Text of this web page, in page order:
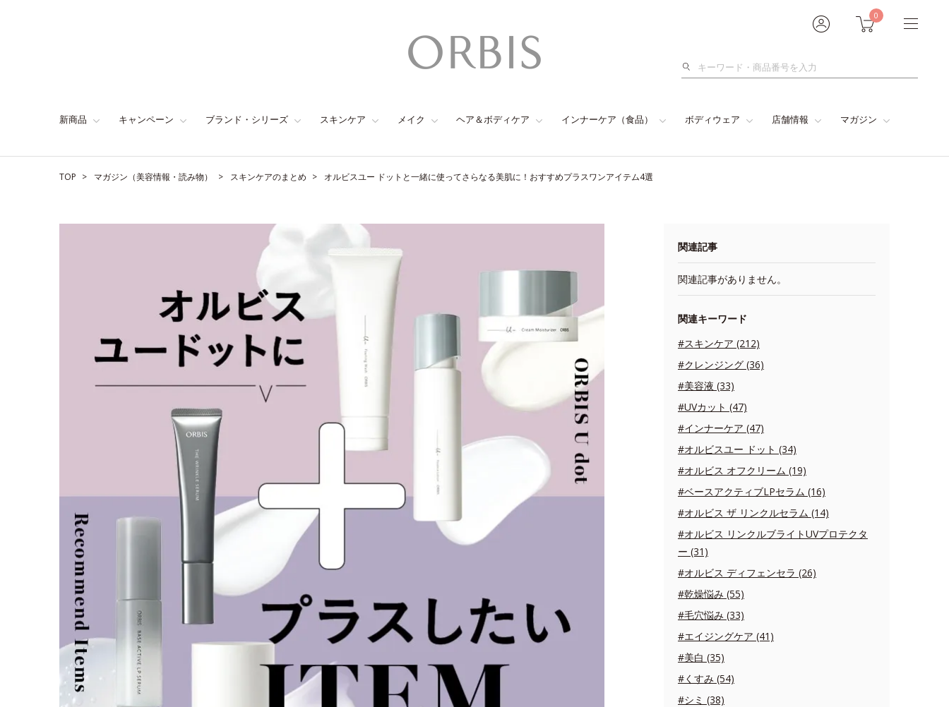
0
検
新商品 キャンペーン ブランド・シリーズ スキンケア メイク ヘア＆ボディケア インナーケア（食品） ボディウェア 店舗情報 マガジン
TOP マガジン（美容情報・読み物） スキンケアのまとめ オルビスユー ドットと一緒に使ってさらなる美肌に！おすすめプラスワンアイテム4選
関連記事
関連記事がありません。
関連キーワード
#スキンケア (212)
#クレンジング (36)
#美容液 (33)
#UVカット (47)
#インナーケア (47)
#オルビスユー ドット (34)
#オルビス オフクリーム (19)
#ベースアクティブLPセラム (16)
#オルビス ザ リンクルセラム (14)
#オルビス リンクルブライトUVプロテクタ
ー (31)
#オルビス ディフェンセラ (26)
#乾燥悩み (55)
#毛穴悩み (33)
#エイジングケア (41)
#美白 (35)
#くすみ (54)
#シミ (38)